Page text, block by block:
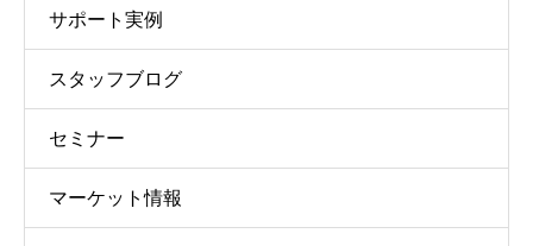
サポート実例
スタッフブログ
セミナー
マーケット情報